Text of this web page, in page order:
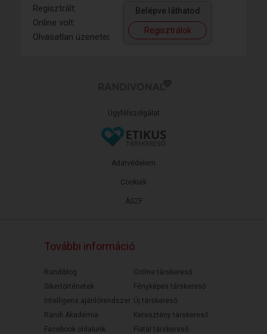
Regisztrált:
Online volt:
Olvasatlan üzenetei:
Belépve láthatod
Regisztrálok
Ügyfélszolgálat
ÁSZF
Adatvédelem
Cookiek
További információ
Randiblog
Sikertörténetek
Intelligens ajánlórendszer
Randi Akadémia
Facebook oldalunk
Online társkereső
Fényképes társkereső
Új társkereső
Keresztény társkereső
Fiatal társkereső